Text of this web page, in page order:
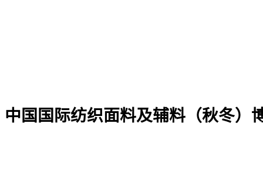
中国国际纺织面料及辅料（秋冬）